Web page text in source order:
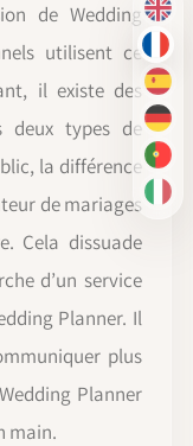
EN
FR
ES
DE
PT-
IT
de Wedding
utilisent ce
il existe des
deux types de
la différence
de mariages
Cela dissuade
d’un service
Planner. Il
plus
Planner
main.